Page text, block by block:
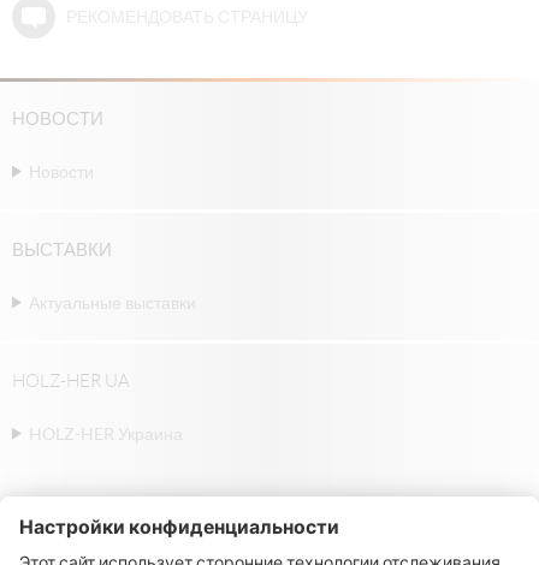
НОВОСТИ
Новости
ВЫСТАВКИ
Актуальные выставки
HOLZ-HER UA
HOLZ-HER Украина